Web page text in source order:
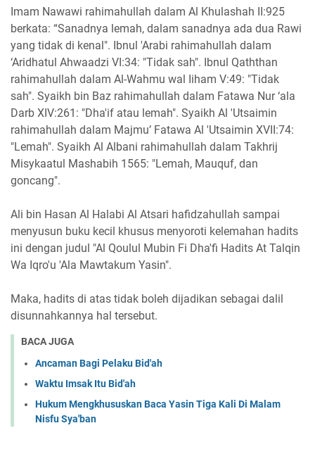
Imam Nawawi rahimahullah dalam Al Khulashah II:925
berkata: “Sanadnya lemah, dalam sanadnya ada dua Rawi
yang tidak di kenal". Ibnul 'Arabi rahimahullah dalam
‘Aridhatul Ahwaadzi VI:34: "Tidak sah". Ibnul Qaththan
rahimahullah dalam Al-Wahmu wal Iiham V:49: "Tidak
sah". Syaikh bin Baz rahimahullah dalam Fatawa Nur ‘ala
Darb XIV:261: "Dha'if atau lemah". Syaikh Al 'Utsaimin
rahimahullah dalam Majmu’ Fatawa Al 'Utsaimin XVII:74:
"Lemah". Syaikh Al Albani rahimahullah dalam Takhrij
Misykaatul Mashabih 1565: "Lemah, Mauquf, dan
goncang".
Ali bin Hasan Al Halabi Al Atsari hafidzahullah sampai
menyusun buku kecil khusus menyoroti kelemahan hadits
ini dengan judul "Al Qoulul Mubin Fi Dha'fi Hadits At Talqin
Wa Iqro'u 'Ala Mawtakum Yasin".
Maka, hadits di atas tidak boleh dijadikan sebagai dalil
disunnahkannya hal tersebut.
BACA JUGA
Ancaman Bagi Pelaku Bid'ah
Waktu Imsak Itu Bid'ah
Hukum Mengkhususkan Baca Yasin Tiga Kali Di Malam
Nisfu Sya'ban